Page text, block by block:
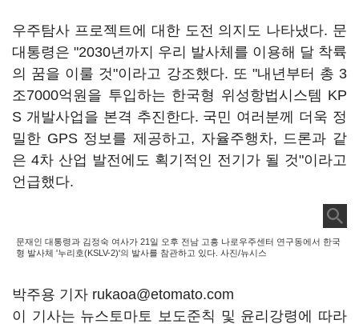
우주탐사 프로젝트에 대한 도전 의지도 나타냈다. 문
대통령은 "2030년까지 우리 발사체를 이용해 달 착륙
의 꿈을 이룰 것"이라고 강조했다. 또 "내년부터 총 3
조7000억원을 투입하는 한국형 위성항법시스템 KP
S 개발사업을 본격 추진한다. 국민 여러분께 더욱 정
밀한 GPS 정보를 제공하고, 자율주행차, 드론과 같
은 4차 산업 발전에도 획기적인 전기가 될 것"이라고
언급했다.
문재인 대통령과 김정숙 여사가 21일 오후 전남 고흥 나로우주센터 연구동에서 한국
형 발사체 '누리호(KSLV-2)'의 발사를 참관하고 있다. 사진/뉴시스
박주용 기자 rukaoa@etomato.com
이 기사는 뉴스토마토 보도준칙 및 윤리강령에 따라